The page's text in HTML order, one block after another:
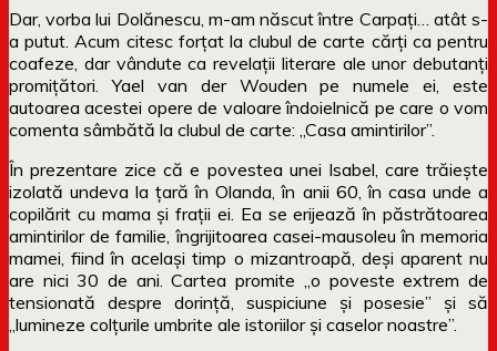
Dar, vorba lui Dolănescu, m-am născut între Carpați… atât s-
a putut. Acum citesc forțat la clubul de carte cărți ca pentru
coafeze, dar vândute ca revelații literare ale unor debutanți
promițători.Yael van der Wouden pe numele ei, este
autoarea acestei opere de valoare îndoielnică pe care o vom
comenta sâmbătă la clubul de carte: „Casa amintirilor”.
În prezentare zice că e povestea unei Isabel, care trăiește
izolată undeva la țară în Olanda, în anii 60, în casa unde a
copilărit cu mama și frații ei. Ea se erijează în păstrătoarea
amintirilor de familie, îngrijitoarea casei-mausoleu în memoria
mamei, fiind în același timp o mizantroapă, deși aparent nu
are nici 30 de ani. Cartea promite „o poveste extrem de
tensionată despre dorință, suspiciune și posesie” și să
„lumineze colțurile umbrite ale istoriilor și caselor noastre”.